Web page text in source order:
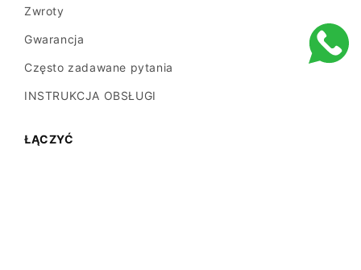
Zwroty
Gwarancja
Często zadawane pytania
INSTRUKCJA OBSŁUGI
ŁĄCZYĆ